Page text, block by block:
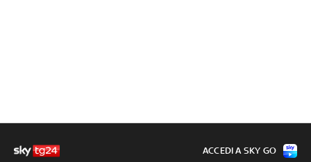
ACCEDI A SKY GO